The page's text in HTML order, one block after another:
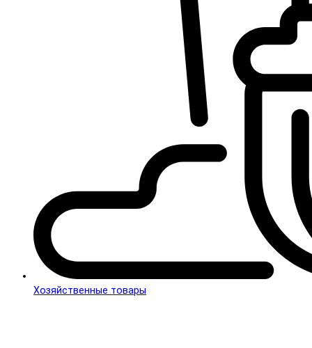
Хозяйственные товары